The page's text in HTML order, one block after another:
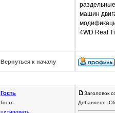
машин
4WD Real
Вернуться к началу
Гость
Гость
цитировать
Заголовок
Добавлено: